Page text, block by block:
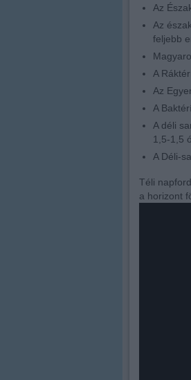
Az
Az
feljebb
A
Az
A
A déli
1,5-1,5
A Déli-
Téli
a horizont